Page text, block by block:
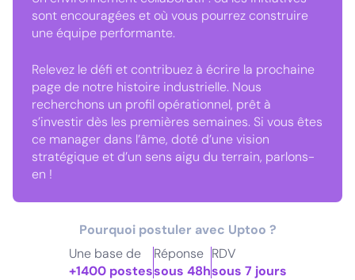
sont encouragées et où vous pourrez construire
une équipe performante.
Relevez le défi et contribuez à écrire la prochaine
page de notre histoire industrielle. Nous
recherchons un profil opérationnel, prêt à
s’investir dès les premières semaines. Si vous êtes
ce manager dans l’âme, doté d’une vision
stratégique et d’un sens aigu du terrain, parlons-
en !
Pourquoi postuler avec Uptoo ?
Une base de
+1400 postes
Réponse
sous 48h
RDV
sous 7 jours